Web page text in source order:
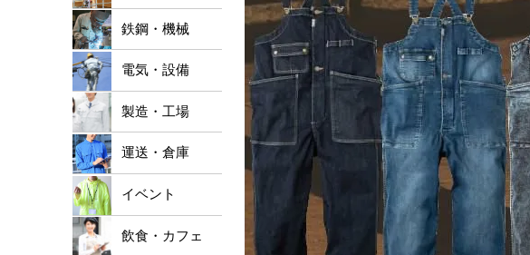
鉄鋼・機械
電気・設備
製造・工場
運送・倉庫
イベント
飲食・カフェ